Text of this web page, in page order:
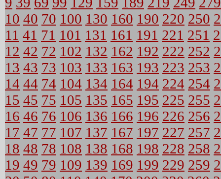
10 40 70 100 130 160 190 220 250
11 41 71 101 131 161 191 221 251
12 42 72 102 132 162 192 222 252
13 43 73 103 133 163 193 223 253
14 44 74 104 134 164 194 224 254
15 45 75 105 135 165 195 225 255
16 46 76 106 136 166 196 226 256
17 47 77 107 137 167 197 227 257
18 48 78 108 138 168 198 228 258
19 49 79 109 139 169 199 229 259